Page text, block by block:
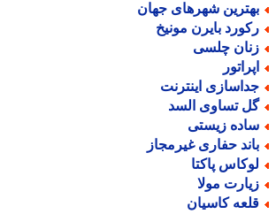
شهرهای جهان
بایرن مونیخ
چلسی
اینترنت
تساوی السد
زیستی
حفاری غیرمجاز
پاکتا
مولا
کاسیان